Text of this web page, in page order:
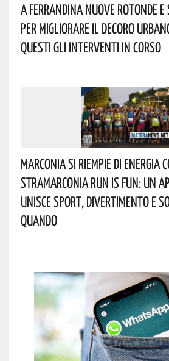
A Ferrandina Nuove Rotonde
Per Migliorare Il Decoro
Questi Gli Interventi In Corso
Marconia Si Riempie Di Energia
StraMarconia Run Is Fun: Un
Unisce Sport, Divertimento E
Quando